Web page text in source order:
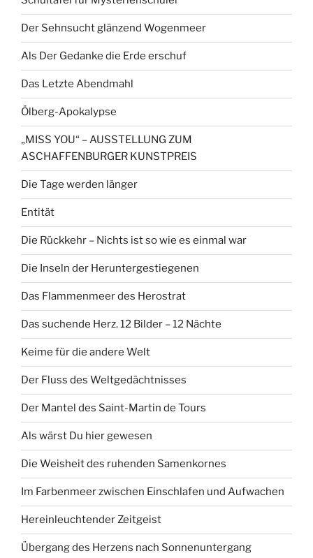
Der Sehnsucht glänzend Wogenmeer
Als Der Gedanke die Erde erschuf
Das Letzte Abendmahl
Ölberg-Apokalypse
„MISS YOU“ – AUSSTELLUNG ZUM
ASCHAFFENBURGER KUNSTPREIS
Die Tage werden länger
Entität
Die Rückkehr – Nichts ist so wie es einmal war
Die Inseln der Heruntergestiegenen
Das Flammenmeer des Herostrat
Das suchende Herz. 12 Bilder – 12 Nächte
Keime für die andere Welt
Der Fluss des Weltgedächtnisses
Der Mantel des Saint-Martin de Tours
Als wärst Du hier gewesen
Die Weisheit des ruhenden Samenkornes
Im Farbenmeer zwischen Einschlafen und Aufwachen
Hereinleuchtender Zeitgeist
Übergang des Herzens nach Sonnenuntergang